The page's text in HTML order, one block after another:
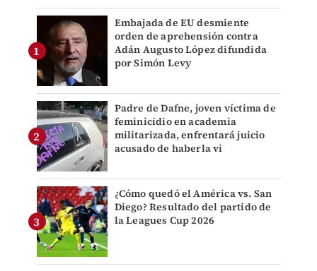
Embajada de EU desmiente
orden de aprehensión contra
Adán Augusto López difundida
por Simón Levy
Padre de Dafne, joven víctima de
feminicidio en academia
militarizada, enfrentará juicio
acusado de haberla vi
¿Cómo quedó el América vs. San
Diego? Resultado del partido de
la Leagues Cup 2026